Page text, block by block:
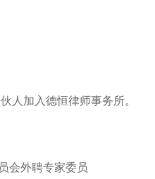
人加入德恒律师事务所。
会外聘专家委员